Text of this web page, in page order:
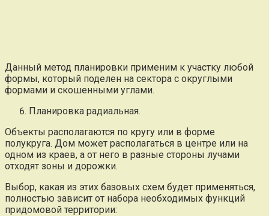
Данный метод планировки применим к участку любой
формы, который поделен на сектора с округлыми
формами и скошенными углами.
Планировка радиальная.
Объекты располагаются по кругу или в форме
полукруга. Дом может располагаться в центре или на
одном из краев, а от него в разные стороны лучами
отходят зоны и дорожки.
Выбор, какая из этих базовых схем будет применяться,
полностью зависит от набора необходимых функций
придомовой территории: